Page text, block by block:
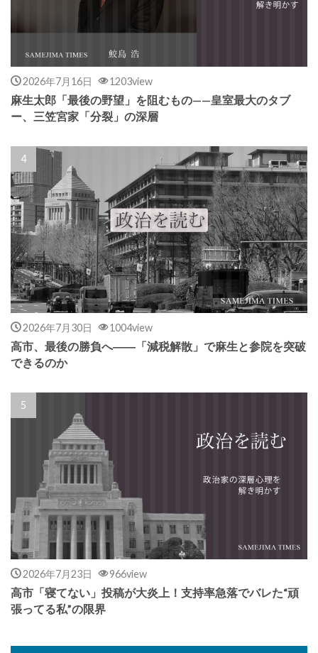
2026年7月16日 1203view
麻生太郎「最後の野望」を阻むもの——皇室最大のタブ
ー、三笠宮家「分裂」の深層
2026年7月30日 1004view
高市、最後の勝負へ――「減税解散」で麻生と参院を突破
できるのか
2026年7月23日 966view
高市「寝てない」投稿が大炎上！支持率急落でバレた“頑
張ってる私”の限界